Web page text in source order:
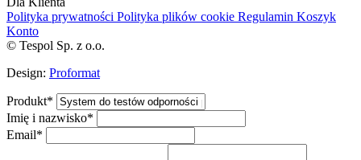
Polityka prywatności Polityka plików cookie Regulamin Koszyk
Konto
© Tespol Sp. z o.o.
Design: Proformat
Produkt*
Imię i nazwisko*
Email*